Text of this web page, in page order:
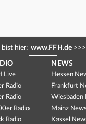
bist hier: www.FFH.de >>>
Live
Radio
Radio
Radio
Radio
NEWS
Hessen
Frankfurt
Wiesbaden
Mainz News
Kassel